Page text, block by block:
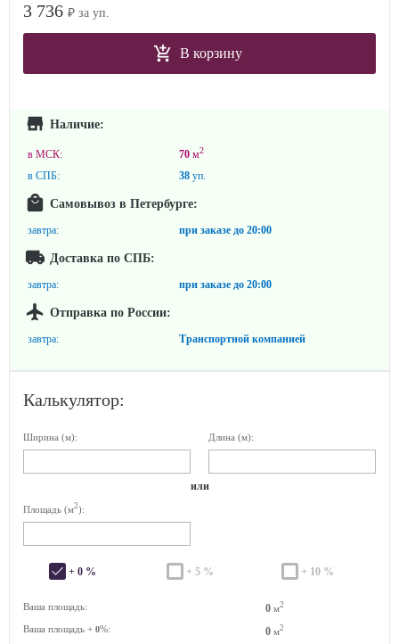
3 736 ₽ за уп.
В корзину
Наличие:
в МСК: 70 м2
в СПБ: 38 уп.
Самовывоз в Петербурге:
завтра: при заказе до 20:00
Доставка по СПБ:
завтра: при заказе до 20:00
Отправка по России:
завтра: Транспортной компанией
Калькулятор:
Ширина (м): Длина (м):
или
Площадь (м2):
+ 0 % + 5 % + 10 %
Ваша площадь: 0 м2
Ваша площадь + 0%: 0 м2